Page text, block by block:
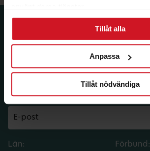
Tillåt alla
Anpassa
Tillåt nödvändiga
Prenumerera på dina
medlemsförmåner.
Få LO Mervärdes nyhetsbrev varje
månad till din inkorg.
E-post:
Län: Förbund: